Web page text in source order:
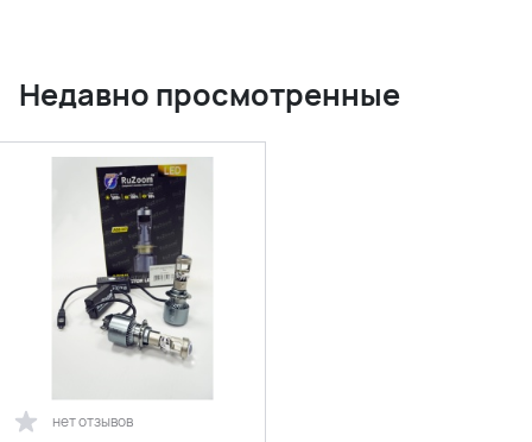
Недавно просмотренные
нет отзывов